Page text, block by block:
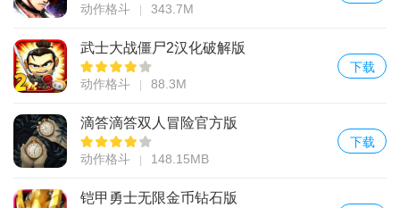
动作格斗 343.7M
武士大战僵尸2汉化破解版
动作格斗 88.3M
下载
滴答滴答双人冒险官方版
动作格斗 148.15MB
下载
铠甲勇士无限金币钻石版